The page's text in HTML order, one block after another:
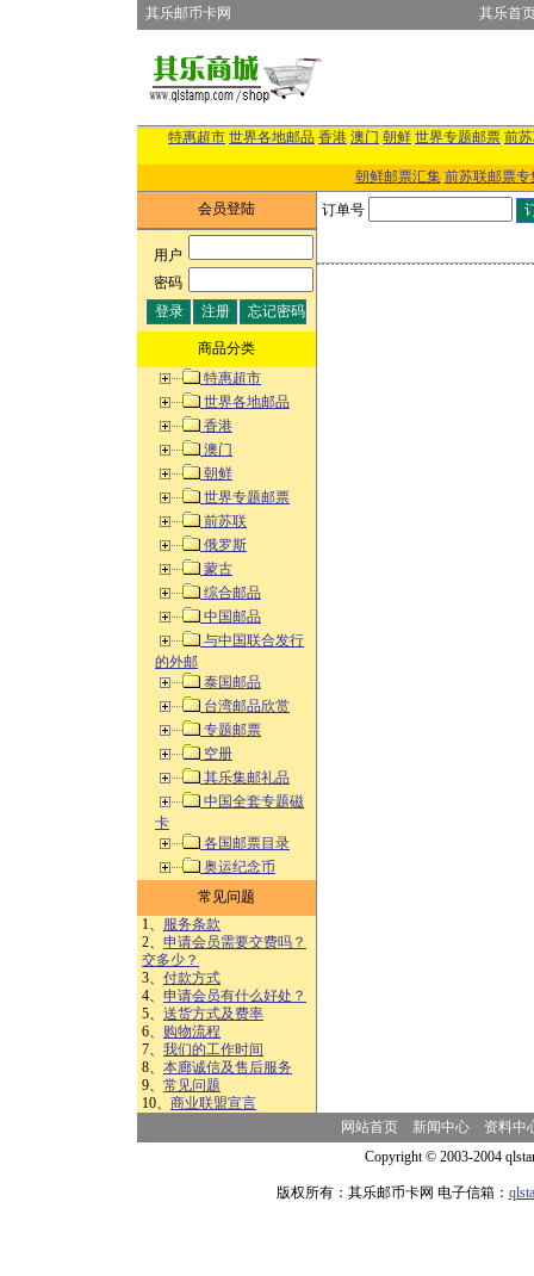
其乐邮币卡网 其乐首
特惠超市 世界各地邮品 香港 澳门 朝鲜 世界专题邮票 前
朝鲜邮票汇集 前苏联邮票专
会员登陆
用户:
密码:
商品分类
特惠超市
世界各地邮品
香港
澳门
朝鲜
世界专题邮票
前苏联
俄罗斯
蒙古
综合邮品
中国邮品
与中国联合发行
的外邮
泰国邮品
台湾邮品欣赏
专题邮票
空册
其乐集邮礼品
中国全套专题磁
卡
各国邮票目录
奥运纪念币
常见问题
1、 服务条款
2、 申请会员需要交费吗？
交多少？
3、 付款方式
4、 申请会员有什么好处？
5、 送货方式及费率
6、 购物流程
7、 我们的工作时间
8、 本廊诚信及售后服务
9、 常见问题
10、 商业联盟宣言
订单号
网站首页 新闻中心
资料中
Copyright © 2003-2004
版权所有：其乐邮币卡网 电子信箱：